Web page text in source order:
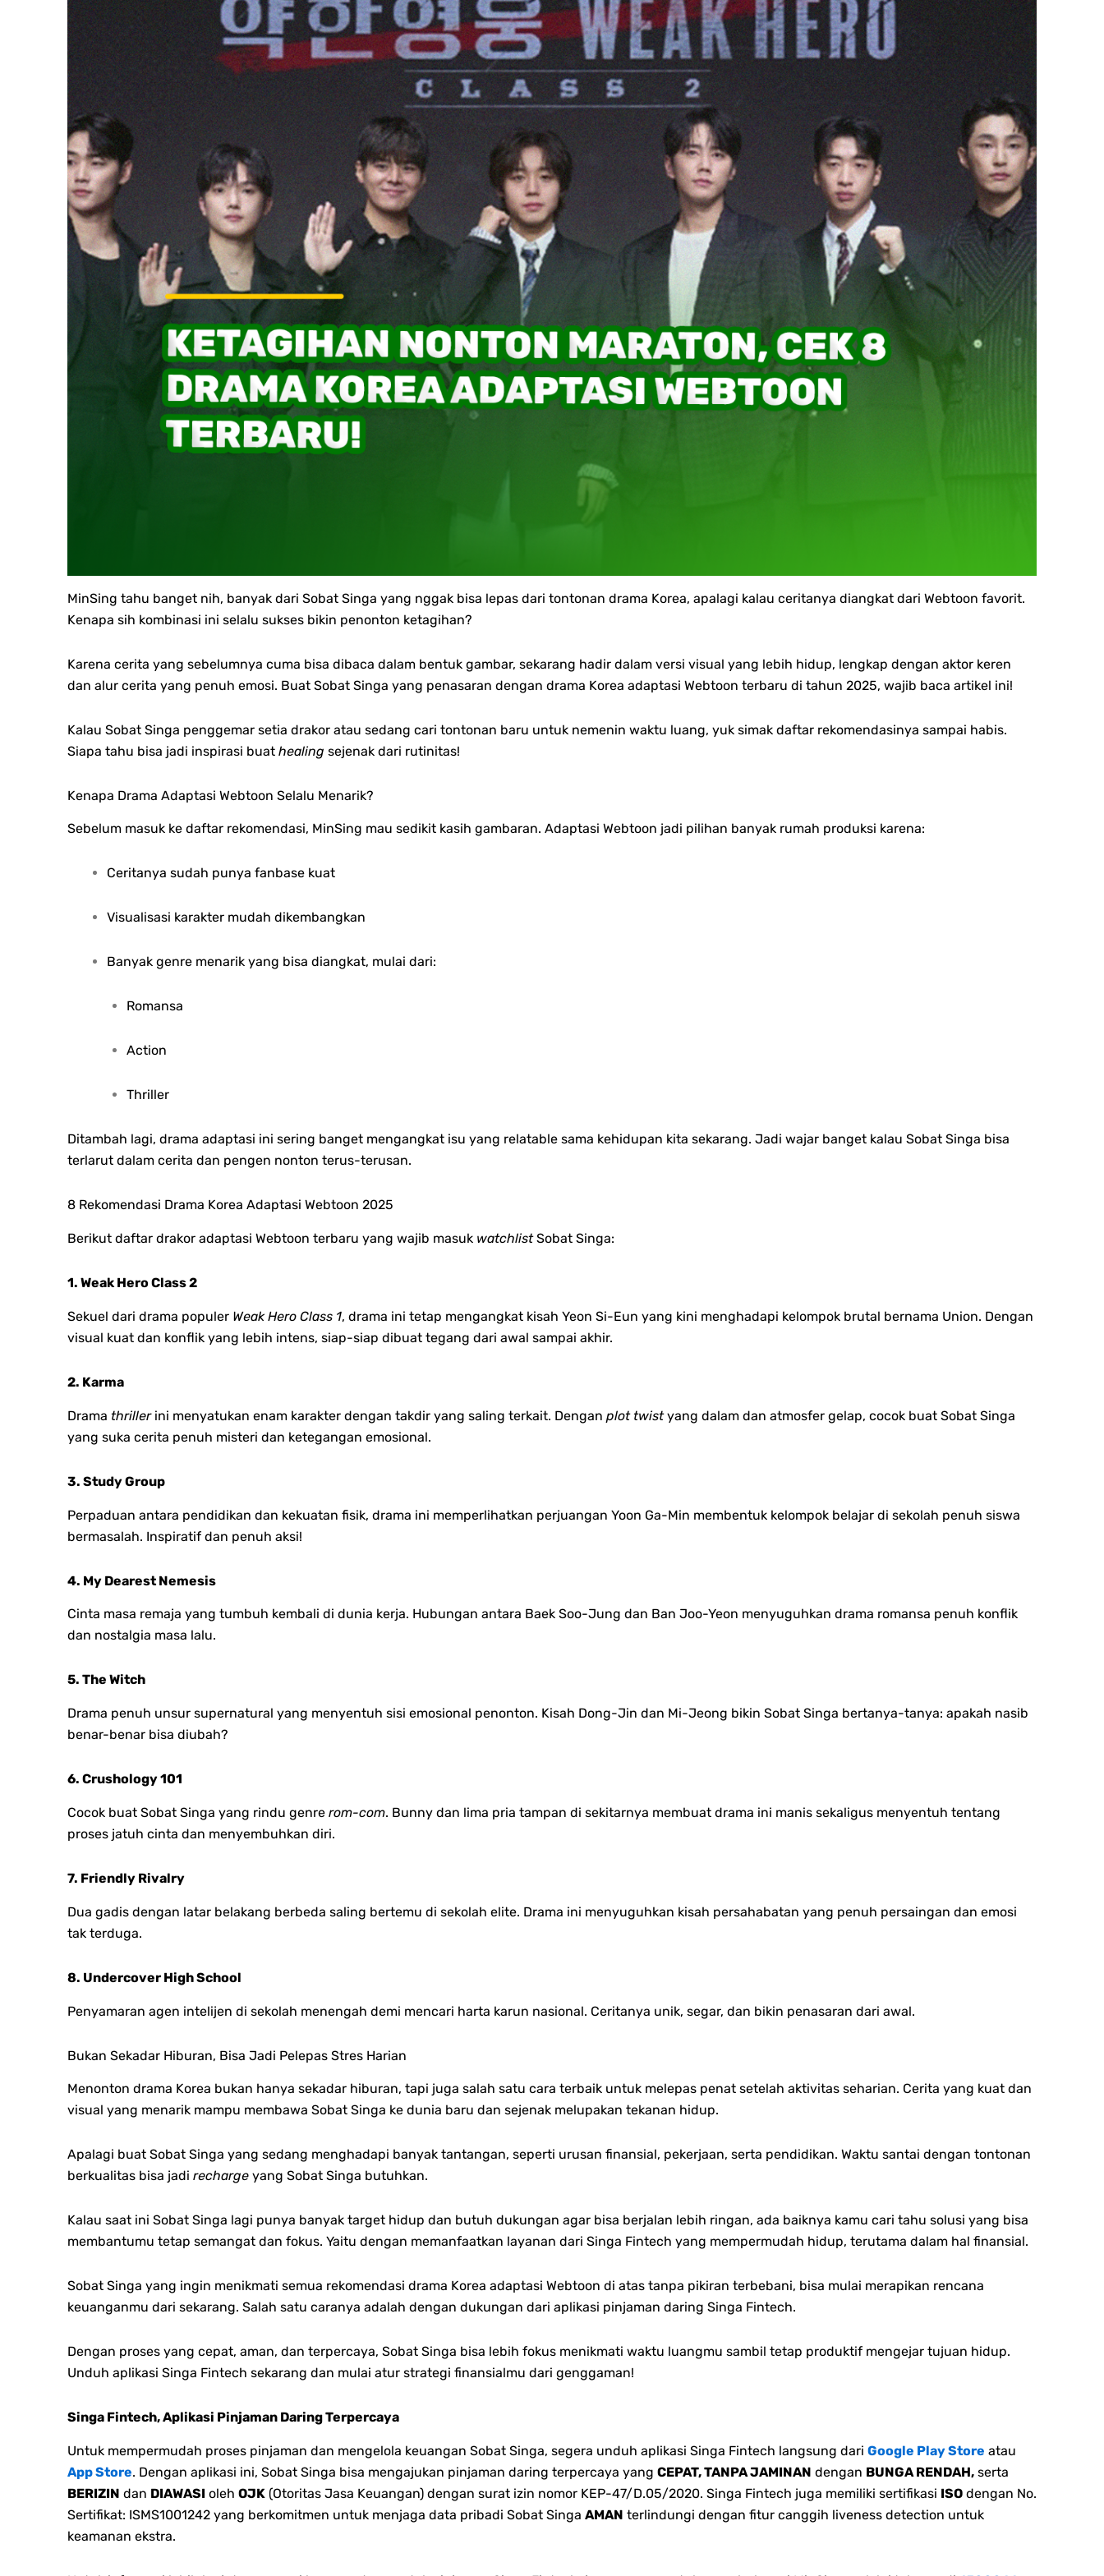
MinSing tahu banget nih, banyak dari Sobat Singa yang nggak bisa lepas dari tontonan drama Korea, apalagi kalau ceritanya diangkat dari Webtoon favorit.
Kenapa sih kombinasi ini selalu sukses bikin penonton ketagihan?
Karena cerita yang sebelumnya cuma bisa dibaca dalam bentuk gambar, sekarang hadir dalam versi visual yang lebih hidup, lengkap dengan aktor keren
dan alur cerita yang penuh emosi. Buat Sobat Singa yang penasaran dengan drama Korea adaptasi Webtoon terbaru di tahun 2025, wajib baca artikel ini!
Kalau Sobat Singa penggemar setia drakor atau sedang cari tontonan baru untuk nemenin waktu luang, yuk simak daftar rekomendasinya sampai habis.
Siapa tahu bisa jadi inspirasi buat healing sejenak dari rutinitas!
Kenapa Drama Adaptasi Webtoon Selalu Menarik?
Sebelum masuk ke daftar rekomendasi, MinSing mau sedikit kasih gambaran. Adaptasi Webtoon jadi pilihan banyak rumah produksi karena:
Ceritanya sudah punya fanbase kuat
Visualisasi karakter mudah dikembangkan
Banyak genre menarik yang bisa diangkat, mulai dari:
Romansa
Action
Thriller
Ditambah lagi, drama adaptasi ini sering banget mengangkat isu yang relatable sama kehidupan kita sekarang. Jadi wajar banget kalau Sobat Singa bisa
terlarut dalam cerita dan pengen nonton terus-terusan.
8 Rekomendasi Drama Korea Adaptasi Webtoon 2025
Berikut daftar drakor adaptasi Webtoon terbaru yang wajib masuk watchlistSobat Singa:
1. Weak Hero Class 2
Sekuel dari drama populer Weak Hero Class 1, drama ini tetap mengangkat kisah Yeon Si-Eun yang kini menghadapi kelompok brutal bernama Union. Dengan
visual kuat dan konflik yang lebih intens, siap-siap dibuat tegang dari awal sampai akhir.
2. Karma
Drama thrillerini menyatukan enam karakter dengan takdir yang saling terkait. Dengan plot twistyang dalam dan atmosfer gelap, cocok buat Sobat Singa
yang suka cerita penuh misteri dan ketegangan emosional.
3. Study Group
Perpaduan antara pendidikan dan kekuatan fisik, drama ini memperlihatkan perjuangan Yoon Ga-Min membentuk kelompok belajar di sekolah penuh siswa
bermasalah. Inspiratif dan penuh aksi!
4. My Dearest Nemesis
Cinta masa remaja yang tumbuh kembali di dunia kerja. Hubungan antara Baek Soo-Jung dan Ban Joo-Yeon menyuguhkan drama romansa penuh konflik
dan nostalgia masa lalu.
5. The Witch
Drama penuh unsur supernatural yang menyentuh sisi emosional penonton. Kisah Dong-Jin dan Mi-Jeong bikin Sobat Singa bertanya-tanya: apakah nasib
benar-benar bisa diubah?
6. Crushology 101
Cocok buat Sobat Singa yang rindu genre rom-com. Bunny dan lima pria tampan di sekitarnya membuat drama ini manis sekaligus menyentuh tentang
proses jatuh cinta dan menyembuhkan diri.
7. Friendly Rivalry
Dua gadis dengan latar belakang berbeda saling bertemu di sekolah elite. Drama ini menyuguhkan kisah persahabatan yang penuh persaingan dan emosi
tak terduga.
8. Undercover High School
Penyamaran agen intelijen di sekolah menengah demi mencari harta karun nasional. Ceritanya unik, segar, dan bikin penasaran dari awal.
Bukan Sekadar Hiburan, Bisa Jadi Pelepas Stres Harian
Menonton drama Korea bukan hanya sekadar hiburan, tapi juga salah satu cara terbaik untuk melepas penat setelah aktivitas seharian. Cerita yang kuat dan
visual yang menarik mampu membawa Sobat Singa ke dunia baru dan sejenak melupakan tekanan hidup.
Apalagi buat Sobat Singa yang sedang menghadapi banyak tantangan, seperti urusan finansial, pekerjaan, serta pendidikan. Waktu santai dengan tontonan
berkualitas bisa jadi recharge yang Sobat Singa butuhkan.
Kalau saat ini Sobat Singa lagi punya banyak target hidup dan butuh dukungan agar bisa berjalan lebih ringan, ada baiknya kamu cari tahu solusi yang bisa
membantumu tetap semangat dan fokus. Yaitu dengan memanfaatkan layanan dari Singa Fintech yang mempermudah hidup, terutama dalam hal finansial.
Sobat Singa yang ingin menikmati semua rekomendasi drama Korea adaptasi Webtoon di atas tanpa pikiran terbebani, bisa mulai merapikan rencana
keuanganmu dari sekarang. Salah satu caranya adalah dengan dukungan dari aplikasi pinjaman daring Singa Fintech.
Dengan proses yang cepat, aman, dan terpercaya, Sobat Singa bisa lebih fokus menikmati waktu luangmu sambil tetap produktif mengejar tujuan hidup.
Unduh aplikasi Singa Fintech sekarang dan mulai atur strategi finansialmu dari genggaman!
Singa Fintech, Aplikasi Pinjaman Daring Terpercaya
Untuk mempermudah proses pinjaman dan mengelola keuangan Sobat Singa, segera unduh aplikasi Singa Fintech langsung dari Google Play Store atau
App Store. Dengan aplikasi ini, Sobat Singa bisa mengajukan pinjaman daring terpercaya yang CEPAT, TANPA JAMINAN dengan BUNGA RENDAH, serta
BERIZIN dan DIAWASI oleh OJK (Otoritas Jasa Keuangan) dengan surat izin nomor KEP-47/D.05/2020. Singa Fintech juga memiliki sertifikasi ISO dengan No.
Sertifikat: ISMS1001242 yang berkomitmen untuk menjaga data pribadi Sobat Singa AMAN terlindungi dengan fitur canggih liveness detection untuk
keamanan ekstra.